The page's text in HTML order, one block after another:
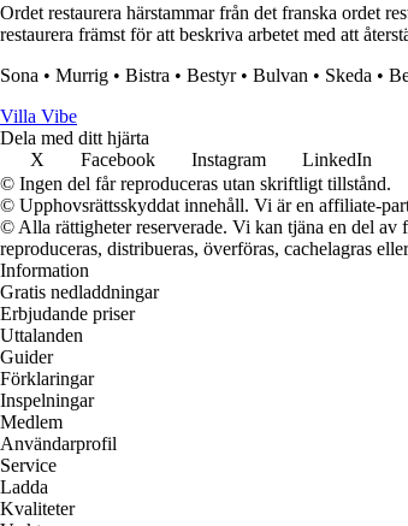
Ordet restaurera härstammar från det franska ordet
restaurera främst för att beskriva arbetet med att
Sona • Murrig • Bistra • Bestyr• Bulvan • Skeda •
Villa Vibe
Dela med ditt hjärta
X
Facebook Instagram LinkedIn
© Ingen del får reproduceras utan skriftligt tillstånd.
© Upphovsrättsskyddat innehåll. Vi är en affiliate-
© Alla rättigheter reserverade. Vi kan tjäna en del av
reproduceras, distribueras, överföras, cachelagras
Information
Gratis nedladdningar
Erbjudande priser
Uttalanden
Guider
Förklaringar
Inspelningar
Medlem
Användarprofil
Service
Ladda
Kvaliteter